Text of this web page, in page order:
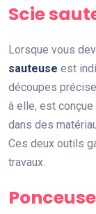
Scie
Lorsque vous
sauteuse est
découpes
à elle, est
dans des
Ces deux outils
travaux.